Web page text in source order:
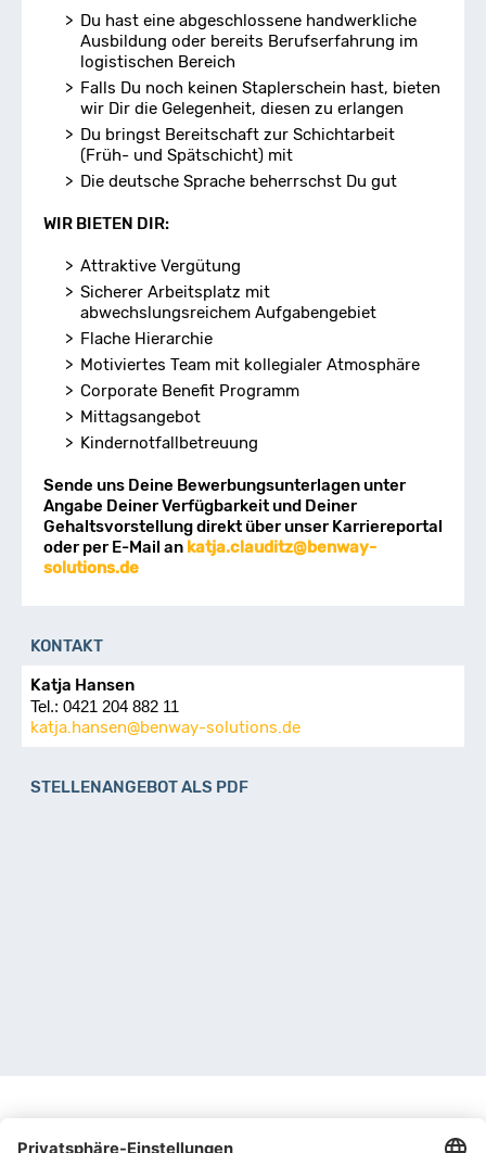
Du hast eine abgeschlossene handwerkliche
Ausbildung oder bereits Berufserfahrung im
logistischen Bereich
Falls Du noch keinen Staplerschein hast, bieten
wir Dir die Gelegenheit, diesen zu erlangen
Du bringst Bereitschaft zur Schichtarbeit
(Früh- und Spätschicht) mit
Die deutsche Sprache beherrschst Du gut
WIR BIETEN DIR:
Attraktive Vergütung
Sicherer Arbeitsplatz mit
abwechslungsreichem Aufgabengebiet
Flache Hierarchie
Motiviertes Team mit kollegialer Atmosphäre
Corporate Benefit Programm
Mittagsangebot
Kindernotfallbetreuung
Sende uns Deine Bewerbungsunterlagen unter
Angabe Deiner Verfügbarkeit und Deiner
Gehaltsvorstellung direkt über unser Karriereportal
oder per E-Mail an katja.clauditz@benway-
solutions.de
KONTAKT
Katja Hansen
Tel.: 0421 204 882 11
katja.hansen@benway-solutions.de
STELLENANGEBOT ALS PDF